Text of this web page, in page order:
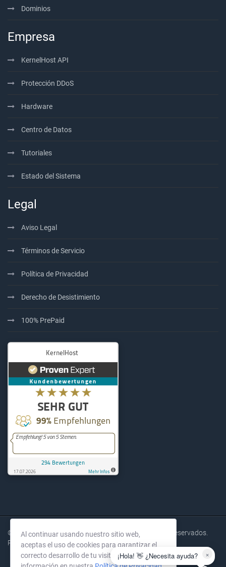
Dominios
Empresa
KernelHost API
Protección DDoS
Hardware
Centro de Datos
Tutoriales
Estado del Sistema
Legal
Aviso Legal
Términos de Servicio
Política de Privacidad
Derecho de Desistimiento
100% PrePaid
© 2004-2026 KernelHost GmbH. Todos los derechos reservados.
Precios sin IVA.
Al continuar usando nuestro sitio web,
aceptas el uso de cookies para garantizar el
correcto desarrollo de tu visita. Más
×
¡Hola! 👋 ¿Necesita ayuda?